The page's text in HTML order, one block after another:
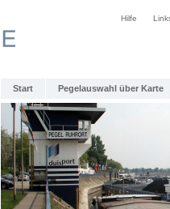
Hilfe
Start Pegelauswahl über Karte